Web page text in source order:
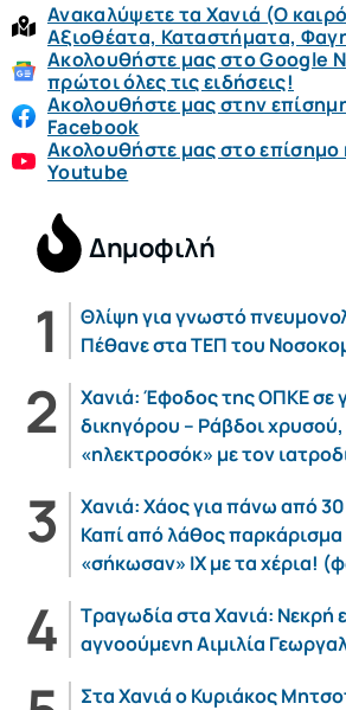
Ανακαλύψετε τα Χανιά (O
Αξιοθέατα, Καταστήματα,
Ακολουθήστε μας στο Google
πρώτοι όλες τις ειδήσεις!
Ακολουθήστε μας στην
Facebook
Ακολουθήστε μας στο επίσημο
Youtube
Δημοφιλή
Θλίψη για γνωστό
Πέθανε στα ΤΕΠ του
Χανιά: Έφοδος της ΟΠΚΕ σε
δικηγόρου – Ράβδοι χρυσού,
«ηλεκτροσόκ» με τον
Χανιά: Χάος για πάνω από
Καπί από λάθος παρκάρισμα
«σήκωσαν» ΙΧ με τα χέρια!
Τραγωδία στα Χανιά: Νεκρή
αγνοούμενη Αιμιλία
Στα Χανιά ο Κυριάκος